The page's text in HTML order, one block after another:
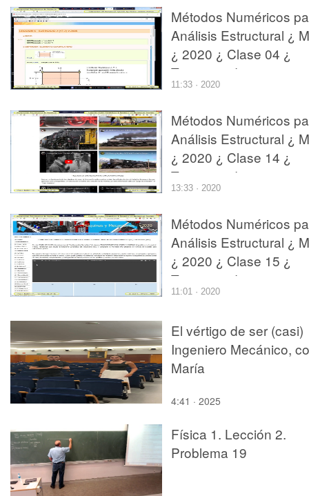
Métodos Numéricos
Análisis Estructural ¿
¿ 2020 ¿ Clase 04 ¿
Tramo 14 de 14
11:33 · 2020
Métodos Numéricos
Análisis Estructural ¿
¿ 2020 ¿ Clase 14 ¿
Tramo 04 de 12
13:33 · 2020
Métodos Numéricos
Análisis Estructural ¿
¿ 2020 ¿ Clase 15 ¿
Tramo 04 de 14
11:01 · 2020
El vértigo de ser (casi)
Ingeniero Mecánico,
María
4:41 · 2025
Física 1. Lección 2.
Problema 19